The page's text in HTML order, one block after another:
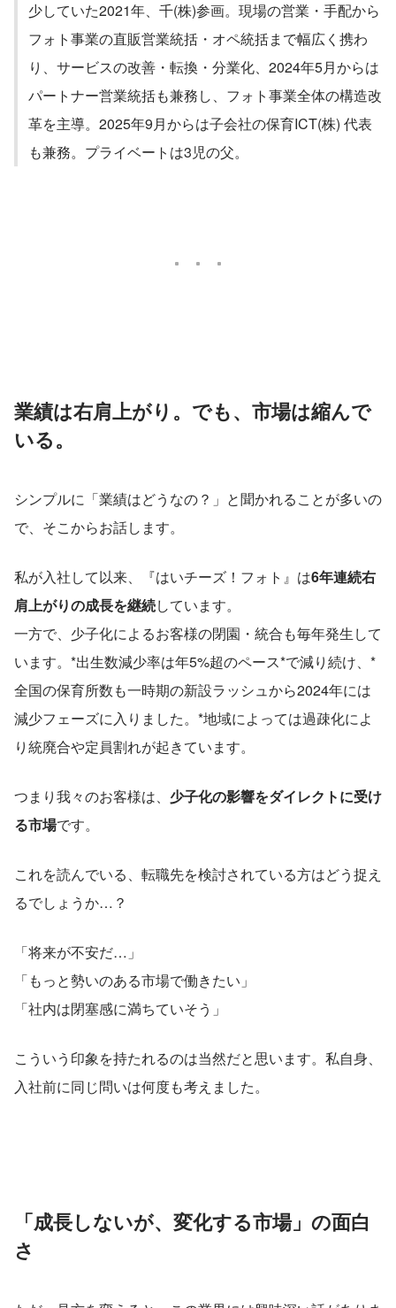
少していた2021年、千(株)参画。現場の営業・手配から
フォト事業の直販営業統括・オペ統括まで幅広く携わ
り、サービスの改善・転換・分業化、2024年5月からは
パートナー営業統括も兼務し、フォト事業全体の構造改
革を主導。2025年9月からは子会社の保育ICT(株) 代表
も兼務。プライベートは3児の父。
業績は右肩上がり。でも、市場は縮んで
いる。
シンプルに「業績はどうなの？」と聞かれることが多いの
で、そこからお話します。
私が入社して以来、『はいチーズ！フォト』は6年連続右
肩上がりの成長を継続しています。
一方で、少子化によるお客様の閉園・統合も毎年発生して
います。*出生数減少率は年5%超のペース*で減り続け、*
全国の保育所数も一時期の新設ラッシュから2024年には
減少フェーズに入りました。*地域によっては過疎化によ
り統廃合や定員割れが起きています。
つまり我々のお客様は、 少子化の影響をダイレクトに受け
る市場です。
これを読んでいる、転職先を検討されている方はどう捉え
るでしょうか…？
「将来が不安だ…」
「もっと勢いのある市場で働きたい」
「社内は閉塞感に満ちていそう」
こういう印象を持たれるのは当然だと思います。私自身、
入社前に同じ問いは何度も考えました。
「成長しないが、変化する市場」の面白
さ